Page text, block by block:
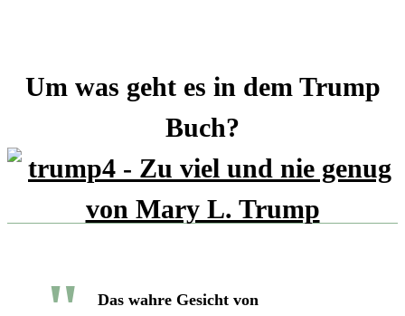
Um was geht es in dem Trump
Buch?
Das wahre Gesicht von